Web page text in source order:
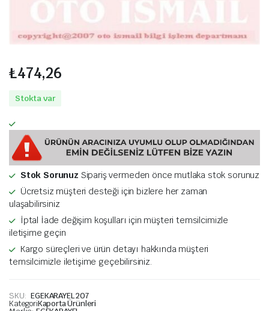
₺474,26
Stokta var
Stok Sorunuz Sipariş vermeden önce mutlaka stok sorunuz
Ücretsiz müşteri desteği için bizlere her zaman
ulaşabilirsiniz
İptal İade değişim koşulları için müşteri temsilcimizle
iletişime geçin
Kargo süreçleri ve ürün detayı hakkında müşteri
temsilcimizle iletişime geçebilirsiniz.
SKU: EGEKARAYEL 207
KategoriKaporta Ürünleri